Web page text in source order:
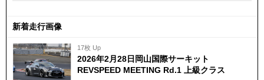
新着走行画像
17枚 Up
2026年2月28日岡山国際サーキット
REVSPEED MEETING Rd.1 上級クラス